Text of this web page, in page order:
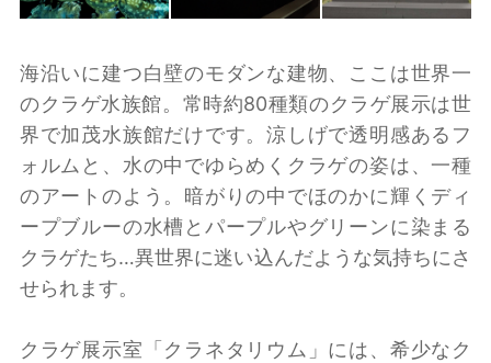
海沿いに建つ白壁のモダンな建物、ここは世界一
のクラゲ水族館。常時約80種類のクラゲ展示は世
界で加茂水族館だけです。涼しげで透明感あるフ
ォルムと、水の中でゆらめくクラゲの姿は、一種
のアートのよう。暗がりの中でほのかに輝くディ
ープブルーの水槽とパープルやグリーンに染まる
クラゲたち…異世界に迷い込んだような気持ちにさ
せられます。
クラゲ展示室「クラネタリウム」には、希少なク